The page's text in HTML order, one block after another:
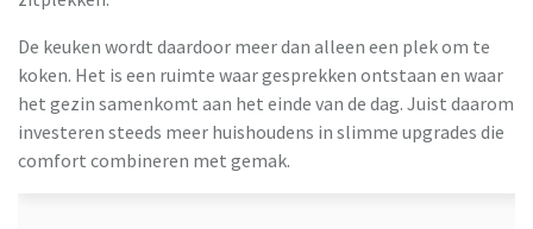
De keuken wordt daardoor meer dan alleen een plek om te
koken. Het is een ruimte waar gesprekken ontstaan en waar
het gezin samenkomt aan het einde van de dag. Juist daarom
investeren steeds meer huishoudens in slimme upgrades die
comfort combineren met gemak.